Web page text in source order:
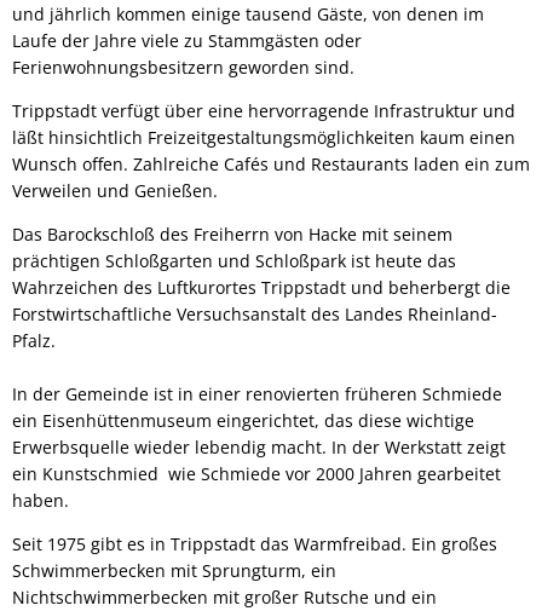
und jährlich kommen einige tausend Gäste, von denen im
Laufe der Jahre viele zu Stammgästen oder
Ferienwohnungsbesitzern geworden sind.
Trippstadt verfügt über eine hervorragende Infrastruktur und
läßt hinsichtlich Freizeitgestaltungsmöglichkeiten kaum einen
Wunsch offen. Zahlreiche Cafés und Restaurants laden ein zum
Verweilen und Genießen.
Das Barockschloß des Freiherrn von Hacke mit seinem
prächtigen Schloßgarten und Schloßpark ist heute das
Wahrzeichen des Luftkurortes Trippstadt und beherbergt die
Forstwirtschaftliche Versuchsanstalt des Landes Rheinland-
Pfalz.
In der Gemeinde ist in einer renovierten früheren Schmiede
ein Eisenhüttenmuseum eingerichtet, das diese wichtige
Erwerbsquelle wieder lebendig macht. In der Werkstatt zeigt
ein Kunstschmied wie Schmiede vor 2000 Jahren gearbeitet
haben.
Seit 1975 gibt es in Trippstadt das Warmfreibad. Ein großes
Schwimmerbecken mit Sprungturm, ein
Nichtschwimmerbecken mit großer Rutsche und ein